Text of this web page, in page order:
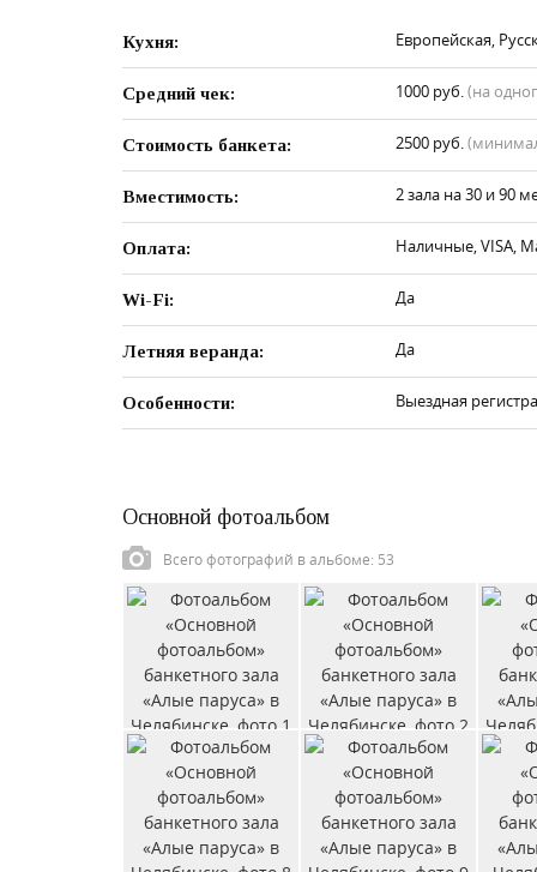
Кухня: Европейская,
Средний чек: 1000 руб.(на
Стоимость банкета: 2500 руб.
Вместимость: 2 зала на 30 и 90
Оплата: Наличные, VISA,
Wi-Fi: Да
Летняя веранда: Да
Особенности: Выездная
Основной фотоальбом
Всего фотографий в альбоме: 53